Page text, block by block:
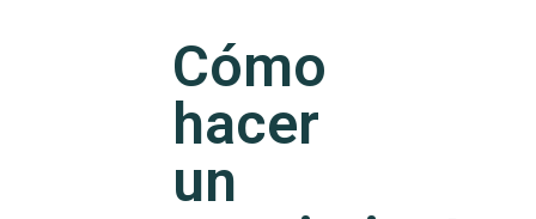
Cómo
hacer
un